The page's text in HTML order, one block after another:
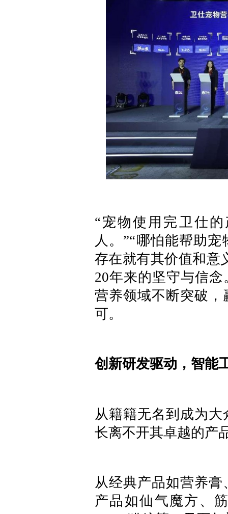
“宠物使用完卫仕
人。”“哪怕能帮助
存在就有其价值和意
20年来的坚守与信
营养领域不断突破
可。
创新研发驱动，智能
从籍籍无名到成为
长离不开其卓越的产
从经典产品如营养
产品如仙气魔方、